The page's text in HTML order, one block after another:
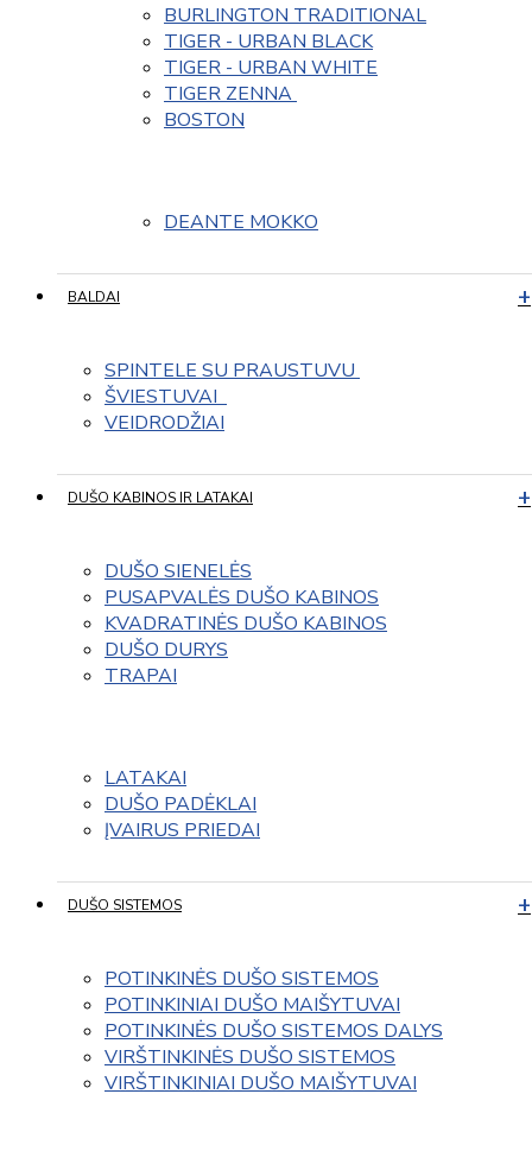
BURLINGTON TRADITIONAL
TIGER - URBAN BLACK
TIGER - URBAN WHITE
TIGER ZENNA
BOSTON
DEANTE MOKKO
BALDAI
SPINTELE SU PRAUSTUVU
ŠVIESTUVAI
VEIDRODŽIAI
DUŠO KABINOS IR LATAKAI
DUŠO SIENELĖS
PUSAPVALĖS DUŠO KABINOS
KVADRATINĖS DUŠO KABINOS
DUŠO DURYS
TRAPAI
LATAKAI
DUŠO PADĖKLAI
ĮVAIRUS PRIEDAI
DUŠO SISTEMOS
POTINKINĖS DUŠO SISTEMOS
POTINKINIAI DUŠO MAIŠYTUVAI
POTINKINĖS DUŠO SISTEMOS DALYS
VIRŠTINKINĖS DUŠO SISTEMOS
VIRŠTINKINIAI DUŠO MAIŠYTUVAI